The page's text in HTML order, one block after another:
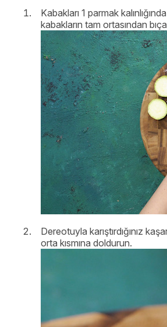
Kabakları 1 parmak
kabakların tam ortasından
Dereotuyla karıştırdığınız
orta kısmına doldurun.